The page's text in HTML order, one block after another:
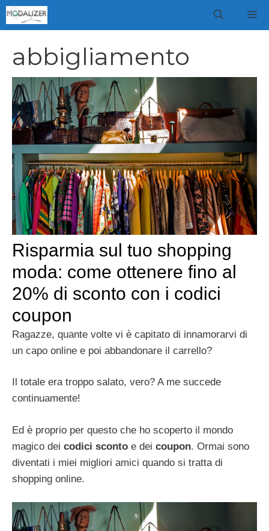
Vai
al
abbigliamento
Risparmia sul tuo shopping
moda: come ottenere fino al
20% di sconto con i codici
coupon
Ragazze, quante volte vi è capitato di innamorarvi di
un capo online e poi abbandonare il carrello?
Il totale era troppo salato, vero? A me succede
continuamente!
Ed è proprio per questo che ho scoperto il mondo
magico dei codici sconto e dei coupon. Ormai sono
diventati i miei migliori amici quando si tratta di
shopping online.